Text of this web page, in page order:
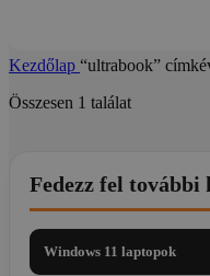
Kezdőlap “ultrabook”
Összesen 1 találat
Fedezz fel
Windows 11 laptopok